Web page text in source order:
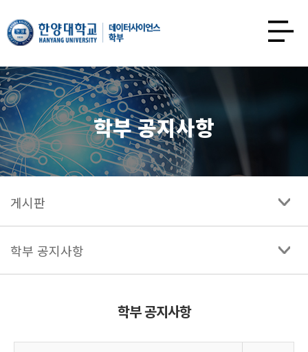
한양대학교
데이터사이언스학과
열기
학부 공지사항
게시판
학부 공지사항
학부 공지사항